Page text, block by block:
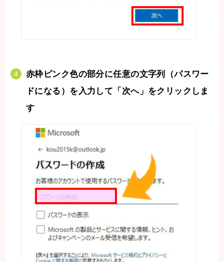
赤枠ピンク色の部分に任意の文字列（パスワー
ドになる）を入力して「次へ」をクリックしま
す